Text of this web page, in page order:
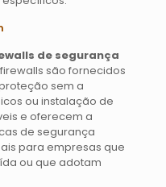
de segurança
são fornecidos
sem a
ou instalação de
e oferecem a
de segurança
para empresas que
ou que adotam